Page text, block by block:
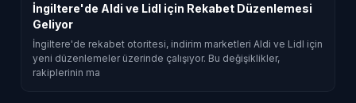
İngiltere'de Aldi ve Lidl için Rekabet Düzenlemesi
Geliyor
İngiltere'de rekabet otoritesi, indirim marketleri Aldi ve Lidl için
yeni düzenlemeler üzerinde çalışıyor. Bu değişiklikler,
rakiplerinin ma